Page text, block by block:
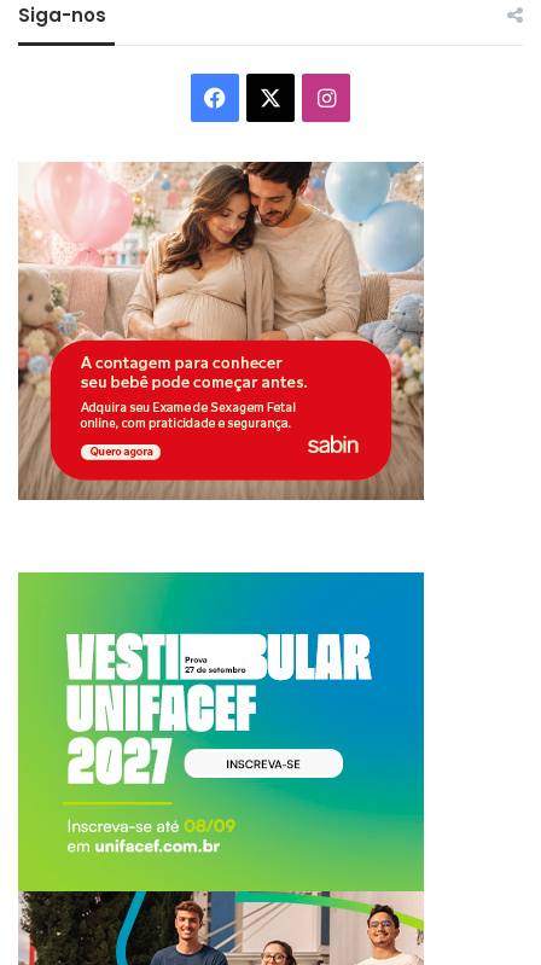
Siga-nos
Facebook Instagram